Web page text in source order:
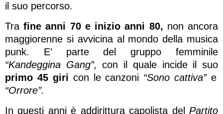
il suo percorso.
Tra fine anni 70 e inizio anni 80, non ancora
maggiorenne si avvicina al mondo della musica
punk. E’ parte del gruppo femminile
“Kandeggina Gang”,con il quale incide il suo
primo 45 giri con le canzoni “Sono cattiva”e
“Orrore”.
In questi anni è addirittura capolista del Partito